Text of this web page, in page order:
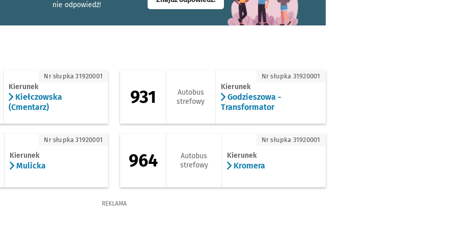
nie odpowiedź!
(Cmentarz)
Kierunek
Kiełczowska
(Cmentarz)
Nr słupka 31920001 931 - kierunek Godzieszowa - Transformator
931
Autobus
strefowy
Kierunek
Godzieszowa -
Transformator
Nr słupka 31920001
Kierunek
Mulicka
Nr słupka 31920001
964
Autobus
strefowy
Kierunek
Kromera
Nr słupka 31920001
REKLAMA